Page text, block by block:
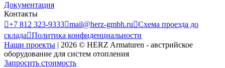
Документация
Контакты
+7 812 323-9333mail@herz-gmbh.ruСхема проезда до
складаПолитика конфиденциальности
Наши проекты | 2026 © HERZ Armaturen - австрийское
оборудование для систем отопления
Запросить стоимость